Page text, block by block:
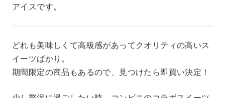
アイスです。
どれも美味しくて高級感があってクオリティの高いス
イーツばかり。
期間限定の商品もあるので、見つけたら即買い決定！